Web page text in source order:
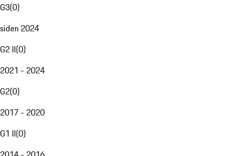
G3(0)
siden 2024
G2 II(0)
2021 - 2024
G2(0)
2017 - 2020
G1 II(0)